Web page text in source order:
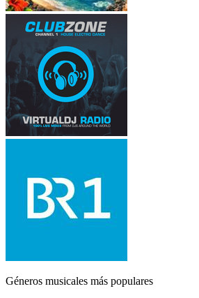
Géneros musicales más populares